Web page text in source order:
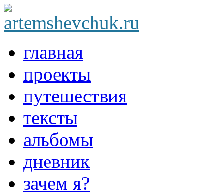
главная
проекты
путешествия
тексты
альбомы
дневник
зачем я?